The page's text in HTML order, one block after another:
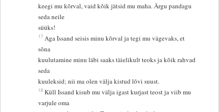
keegi mu kõrval, vaid kõik jätsid mu maha. Ärgu pandagu
seda neile
süüks!
17 Aga Issand seisis minu kõrval ja tegi mu vägevaks, et
sõna
kuulutamine minu läbi saaks täielikult teoks ja kõik rahvad
seda
kuuleksid; nii ma olen välja kistud lõvi suust.
18 Küll Issand kisub mu välja igast kurjast teost ja viib mu
varjule oma